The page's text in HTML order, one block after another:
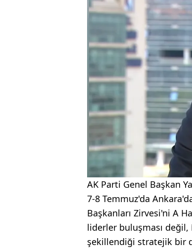
AK Parti Genel Başkan
7-8 Temmuz'da
Başkanları Zirvesi'ni A
liderler buluşması
şekillendiği stratejik bir